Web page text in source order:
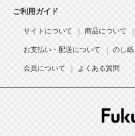
ご利用ガイド
サイトについて 商品について
お支払い・配送について のし
会員について よくある質問